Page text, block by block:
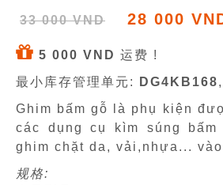
33 000 VND 28 000
5 000 VND 运费 !
最小库存管理单元:
DG4KB168
Ghim bấm gỗ là phụ kiện
các dụng cụ kìm súng bấm
ghim chặt da, vải,nhựa...
规格: